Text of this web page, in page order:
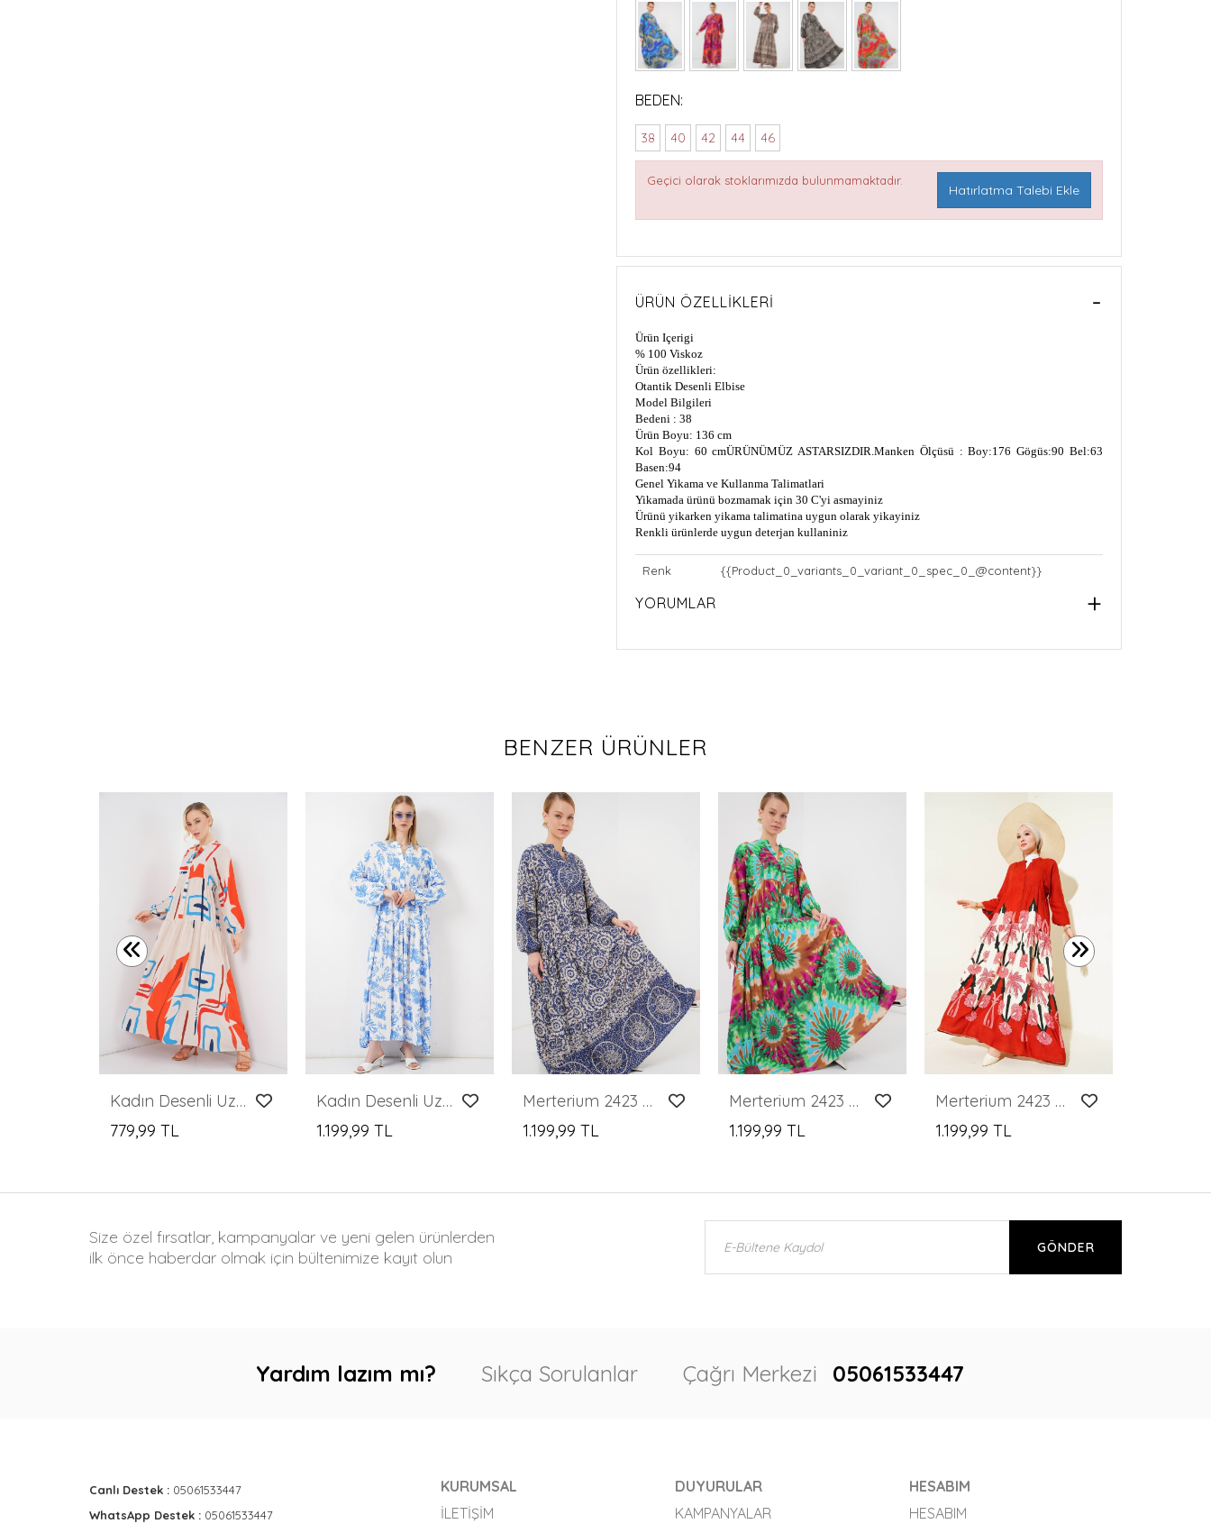
BEDEN:
38 40 42 44 46
Geçici olarak stoklarımızda bulunmamaktadır.
Hatırlatma Talebi Ekle
ÜRÜN ÖZELLIKLERI
Ürün Içerigi
% 100 Viskoz
Ürün özellikleri:
Otantik Desenli Elbise
Model Bilgileri
Bedeni : 38
Ürün Boyu: 136 cm
Kol Boyu: 60 cmÜRÜNÜMÜZ ASTARSIZDIR.Manken Ölçüsü : Boy:176 Gögüs:90 Bel:63
Basen:94
Genel Yikama ve Kullanma Talimatlari
Yikamada ürünü bozmamak için 30 C'yi asmayiniz
Ürünü yikarken yikama talimatina uygun olarak yikayiniz
Renkli ürünlerde uygun deterjan kullaniniz
Renk {{Product_0_variants_0_variant_0_spec_0_@content}}
YORUMLAR
BENZER ÜRÜNLER
Kadın Desenli Uzun Tesettür Elbise 2585 - Turuncu
779,99 TL
Kadın Desenli Uzun Tesettür Elbise 2585 - Buz Mavi
1.199,99 TL
Merterium 2423 Otantik Desenli Tesettür Elbise - Lacivert 7
1.199,99 TL
Merterium 2423 Otantik Desenli Tesettür Elbise - Yeşil 9
1.199,99 TL
Merterium 2423 Otantik Desenli Tesettür Elbise - F.Bordo
1.199,99 TL
Size özel fırsatlar, kampanyalar ve yeni gelen ürünlerden
ilk önce haberdar olmak için bültenimize kayıt olun
GÖNDER
Yardım lazım mı? Sıkça Sorulanlar Çağrı Merkezi 05061533447
Canlı Destek : 05061533447
WhatsApp Destek : 05061533447
KURUMSAL
İLETIŞIM
DUYURULAR
KAMPANYALAR
HESABIM
HESABIM